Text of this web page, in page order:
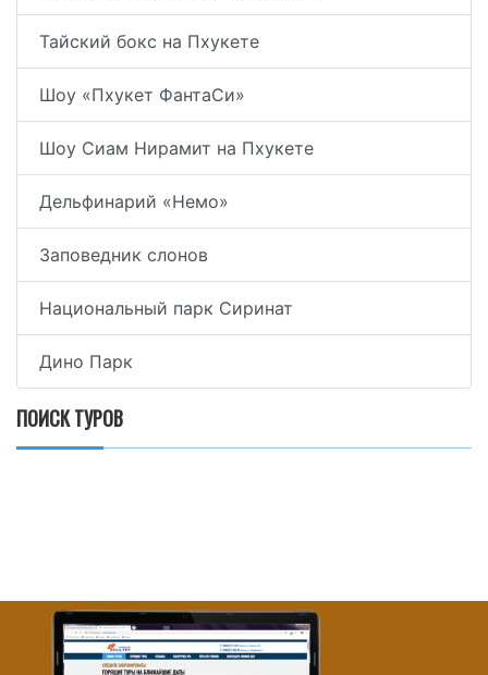
Тайский бокс на Пхукете
Шоу «Пхукет ФантаСи»
Шоу Сиам Нирамит на Пхукете
Дельфинарий «Немо»
Заповедник слонов
Национальный парк Сиринат
Дино Парк
ПОИСК ТУРОВ